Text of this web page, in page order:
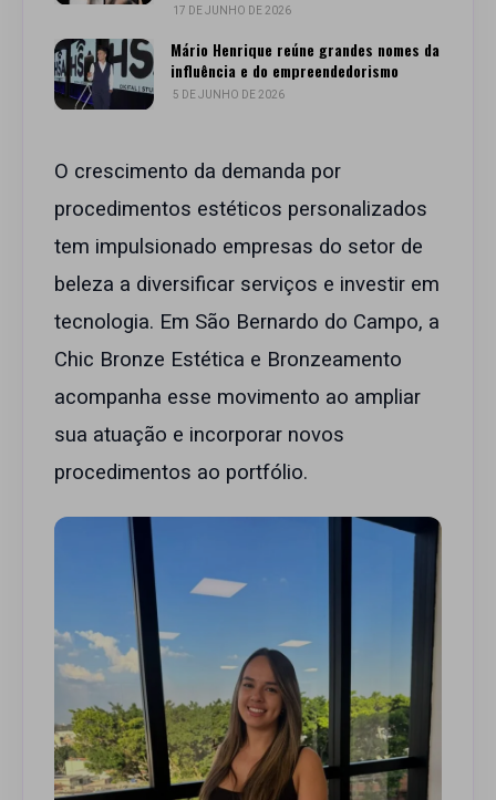
17 DE JUNHO DE 2026
Mário Henrique reúne grandes nomes da
influência e do empreendedorismo
5 DE JUNHO DE 2026
O crescimento da demanda por
procedimentos estéticos personalizados
tem impulsionado empresas do setor de
beleza a diversificar serviços e investir em
tecnologia. Em São Bernardo do Campo, a
Chic Bronze Estética e Bronzeamento
acompanha esse movimento ao ampliar
sua atuação e incorporar novos
procedimentos ao portfólio.